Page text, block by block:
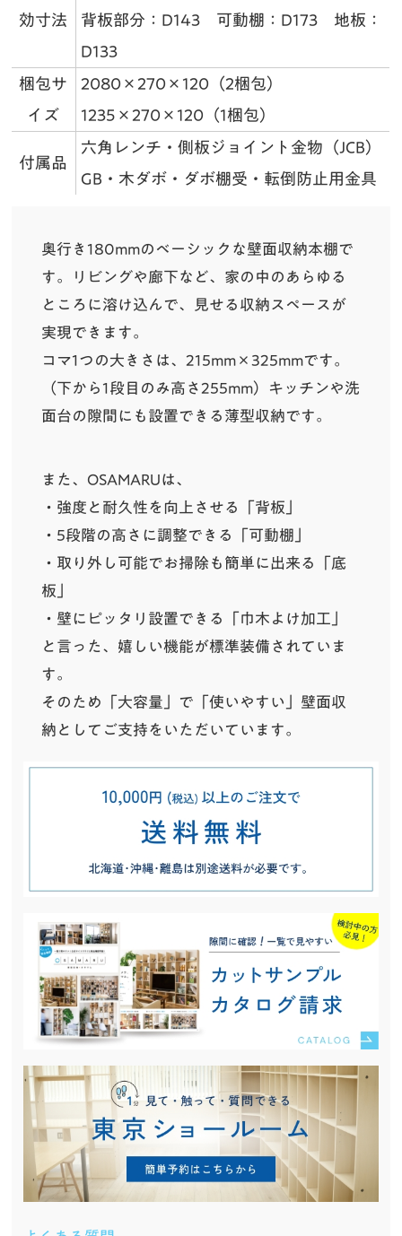
効寸法
背板部分：D143 可動棚：D173 地板：
D133
梱包サ
イズ
2080×270×120（2梱包）
1235×270×120（1梱包）
付属品
六角レンチ・側板ジョイント金物（JCB）
GB・木ダボ・ダボ棚受・転倒防止用金具
奥行き180mmのベーシックな壁面収納本棚で
す。リビングや廊下など、家の中のあらゆる
ところに溶け込んで、見せる収納スペースが
実現できます。
コマ1つの大きさは、215mm×325mmです。
（下から1段目のみ高さ255mm）キッチンや洗
面台の隙間にも設置できる薄型収納です。
また、OSAMARUは、
・強度と耐久性を向上させる「背板」
・5段階の高さに調整できる「可動棚」
・取り外し可能でお掃除も簡単に出来る「底
板」
・壁にピッタリ設置できる「巾木よけ加工」
と言った、嬉しい機能が標準装備されていま
す。
そのため「大容量」で「使いやすい」壁面収
納としてご支持をいただいています。